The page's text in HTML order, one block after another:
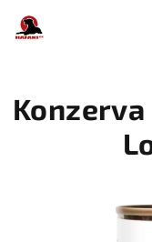
obsah
Konzerva